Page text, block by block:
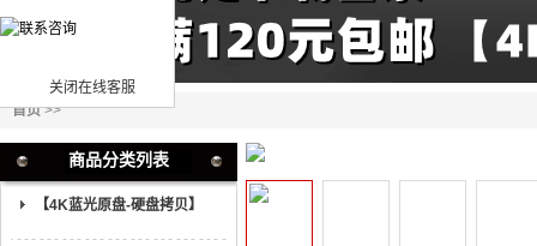
关闭在线客服
首页>>
商品分类列表
【4K蓝光原盘-硬盘拷贝】